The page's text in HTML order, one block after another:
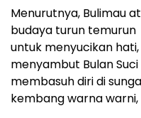
Menurutnya, Bulimau
budaya turun temurun
untuk menyucikan
menyambut Bulan
membasuh diri di
kembang warna warni,